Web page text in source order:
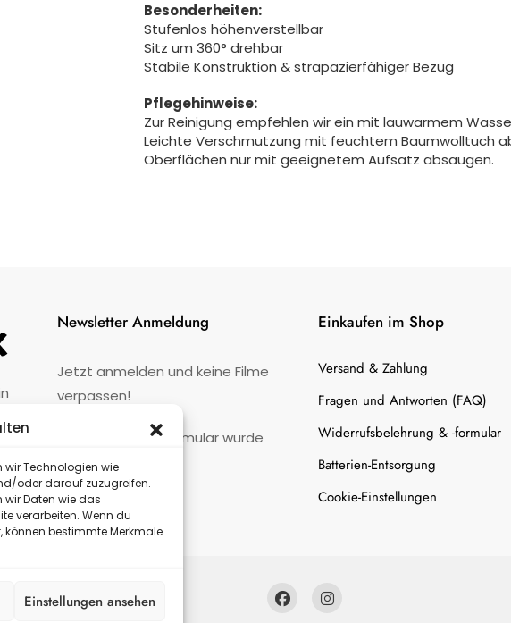
wir Technologien wie
oder darauf zuzugreifen.
Daten wie das
verarbeiten. Wenn du
bestimmte Merkmale
Einstellungen ansehen
Besonderheiten:
Stufenlos höhenverstellbar
Sitz um 360° drehbar
Stabile Konstruktion & strapazierfähiger Bezug
Pflegehinweise:
Zur Reinigung empfehlen wir ein mit lauwarmem
Leichte Verschmutzung mit feuchtem Baumwolltuch
Oberflächen nur mit geeignetem Aufsatz absaugen.
Newsletter Anmeldung
Jetzt anmelden und keine Filme
verpassen!
Kontaktformular wurde
nicht gefunden.
Einkaufen im Shop
Versand & Zahlung
Fragen und Antworten (FAQ)
Widerrufsbelehrung & -formular
Batterien-Entsorgung
Cookie-Einstellungen